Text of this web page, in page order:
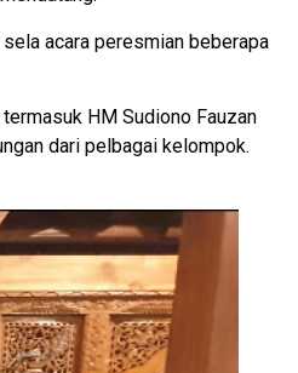
acara peresmian beberapa
HM Sudiono Fauzan
dari pelbagai kelompok.